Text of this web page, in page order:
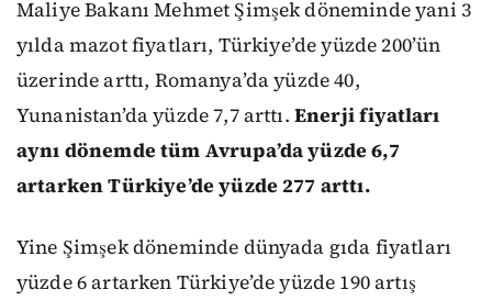
Maliye Bakanı Mehmet Şimşek döneminde yani 3
yılda mazot fiyatları, Türkiye’de yüzde 200’ün
üzerinde arttı, Romanya’da yüzde 40,
Yunanistan’da yüzde 7,7 arttı. Enerji fiyatları
aynı dönemde tüm Avrupa’da yüzde 6,7
artarken Türkiye’de yüzde 277 arttı.
Yine Şimşek döneminde dünyada gıda fiyatları
yüzde 6 artarken Türkiye’de yüzde 190 artış